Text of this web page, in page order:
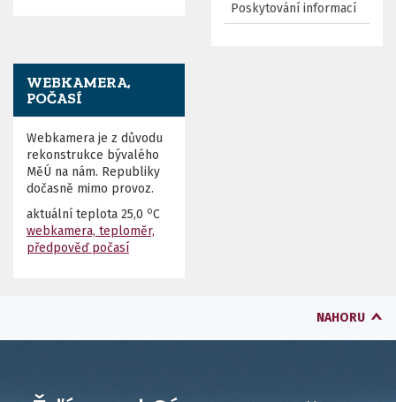
Poskytování informací
WEBKAMERA,
POČASÍ
Webkamera je z důvodu
rekonstrukce bývalého
MěÚ na nám. Republiky
dočasně mimo provoz.
aktuální teplota 25,0 oC
webkamera, teploměr,
předpověď počasí
NAHORU